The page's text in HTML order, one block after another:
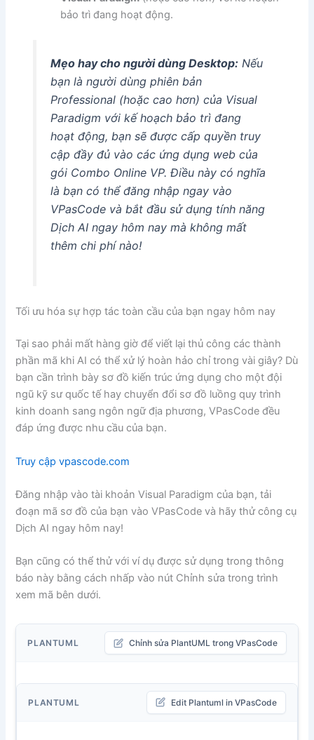
bảo trì đang hoạt động.
Mẹo hay cho người dùng Desktop:Nếu
bạn là người dùng phiên bản
Professional (hoặc cao hơn) của Visual
Paradigm với kế hoạch bảo trì đang
hoạt động, bạn sẽ được cấp quyền truy
cập đầy đủ vào các ứng dụng web của
gói Combo Online VP. Điều này có nghĩa
là bạn có thể đăng nhập ngay vào
VPasCode và bắt đầu sử dụng tính năng
Dịch AI ngay hôm nay mà không mất
thêm chi phí nào!
Tối ưu hóa sự hợp tác toàn cầu của bạn ngay hôm nay
Tại sao phải mất hàng giờ để viết lại thủ công các thành
phần mã khi AI có thể xử lý hoàn hảo chỉ trong vài giây? Dù
bạn cần trình bày sơ đồ kiến trúc ứng dụng cho một đội
ngũ kỹ sư quốc tế hay chuyển đổi sơ đồ luồng quy trình
kinh doanh sang ngôn ngữ địa phương, VPasCode đều
đáp ứng được nhu cầu của bạn.
Truy cập vpascode.com
Đăng nhập vào tài khoản Visual Paradigm của bạn, tải
đoạn mã sơ đồ của bạn vào VPasCode và hãy thử công cụ
Dịch AI ngay hôm nay!
Bạn cũng có thể thử với ví dụ được sử dụng trong thông
báo này bằng cách nhấp vào nút Chỉnh sửa trong trình
xem mã bên dưới.
PLANTUML Chỉnh sửa PlantUML trong VPasCode
PLANTUML Edit Plantuml in VPasCode